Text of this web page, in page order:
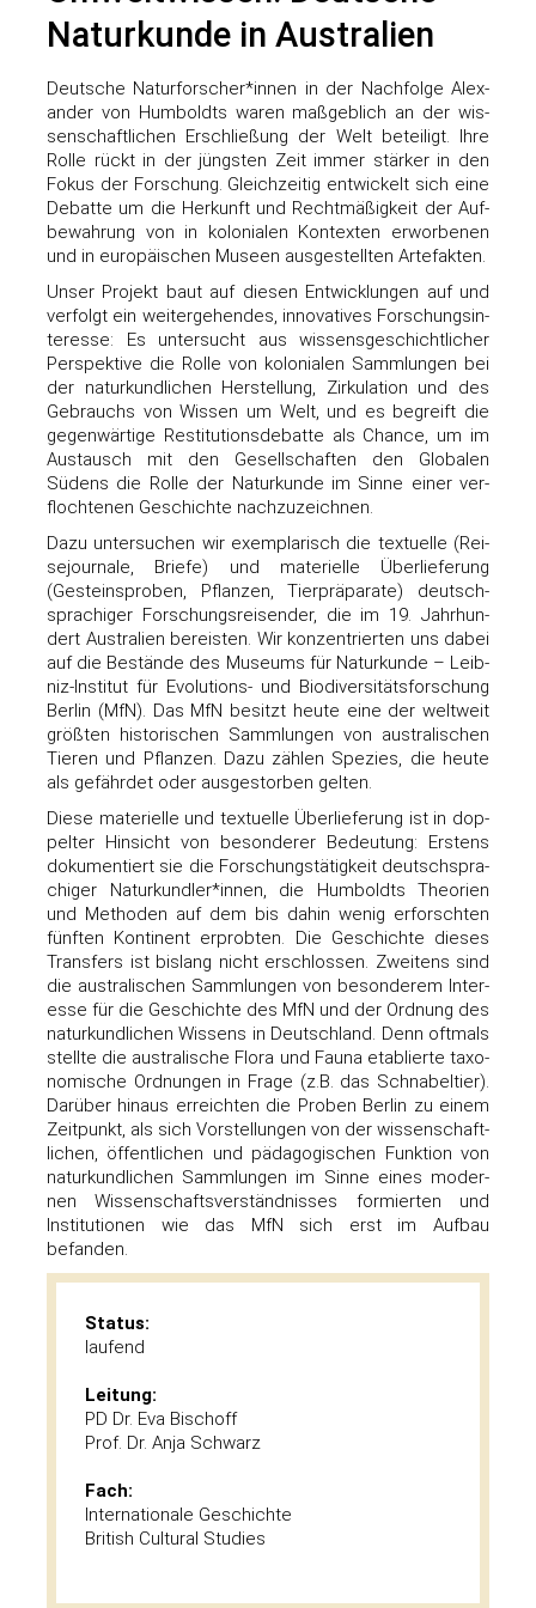
Naturkunde in Australien
Deut­sche Naturforscher*innen in der Nach­fol­ge Alex­
an­der von Hum­boldts waren maß­geb­lich an der wis­
sen­schaft­li­chen Erschlie­ßung der Welt betei­ligt. Ihre
Rol­le rückt in der jüngs­ten Zeit immer stär­ker in den
Fokus der For­schung. Gleich­zei­tig ent­wi­ckelt sich eine
Debat­te um die Her­kunft und Recht­mä­ßig­keit der Auf­
be­wah­rung von in kolo­nia­len Kon­tex­ten erwor­be­nen
und in euro­päi­schen Muse­en aus­ge­stell­ten Artefakten.
Unser Pro­jekt baut auf die­sen Ent­wick­lun­gen auf und
ver­folgt ein wei­ter­ge­hen­des, inno­va­ti­ves For­schungs­in­
ter­es­se: Es unter­sucht aus wis­sens­ge­schicht­li­cher
Per­spek­ti­ve die Rol­le von kolo­nia­len Samm­lun­gen bei
der natur­kund­li­chen Her­stel­lung, Zir­ku­la­ti­on und des
Gebrauchs von Wis­sen um Welt, und es begreift die
gegen­wär­ti­ge Resti­tu­ti­ons­de­bat­te als Chan­ce, um im
Aus­tausch mit den Gesell­schaf­ten den Glo­ba­len
Südens die Rol­le der Natur­kun­de im Sin­ne einer ver­
floch­te­nen Geschich­te nachzuzeichnen.
Dazu unter­su­chen wir exem­pla­risch die tex­tu­el­le (Rei­
se­jour­na­le, Brie­fe) und mate­ri­el­le Über­lie­fe­rung
(Gesteins­pro­ben, Pflan­zen, Tier­prä­pa­ra­te) deutsch­
spra­chi­ger For­schungs­rei­sen­der, die im 19. Jahr­hun­
dert Aus­tra­li­en bereis­ten. Wir kon­zen­trier­ten uns dabei
auf die Bestän­de des Muse­ums für Natur­kun­de – Leib­
niz-Insti­tut für Evo­lu­ti­ons- und Bio­di­ver­si­täts­for­schung
Ber­lin (MfN). Das MfN besitzt heu­te eine der welt­weit
größ­ten his­to­ri­schen Samm­lun­gen von aus­tra­li­schen
Tie­ren und Pflan­zen. Dazu zäh­len Spe­zi­es, die heu­te
als gefähr­det oder aus­ge­stor­ben gelten.
Die­se mate­ri­el­le und tex­tu­el­le Über­lie­fe­rung ist in dop­
pel­ter Hin­sicht von beson­de­rer Bedeu­tung: Ers­tens
doku­men­tiert sie die For­schungs­tä­tig­keit deutsch­spra­
chi­ger Naturkundler*innen, die Hum­boldts Theo­rien
und Metho­den auf dem bis dahin wenig erforsch­ten
fünf­ten Kon­ti­nent erprob­ten. Die Geschich­te die­ses
Trans­fers ist bis­lang nicht erschlos­sen. Zwei­tens sind
die aus­tra­li­schen Samm­lun­gen von beson­de­rem Inter­
es­se für die Geschich­te des MfN und der Ord­nung des
natur­kund­li­chen Wis­sens in Deutsch­land. Denn oft­mals
stell­te die aus­tra­li­sche Flo­ra und Fau­na eta­blier­te taxo­
no­mi­sche Ord­nun­gen in Fra­ge (z.B. das Schna­bel­tier).
Dar­über hin­aus erreich­ten die Pro­ben Ber­lin zu einem
Zeit­punkt, als sich Vor­stel­lun­gen von der wis­sen­schaft­
li­chen, öffent­li­chen und päd­ago­gi­schen Funk­ti­on von
natur­kund­li­chen Samm­lun­gen im Sin­ne eines moder­
nen Wis­sen­schafts­ver­ständ­nis­ses for­mier­ten und
Insti­tu­tio­nen wie das MfN sich erst im Auf­bau
befanden.
Status:
laufend
Leitung:
PD Dr. Eva Bischoff
Prof. Dr. Anja Schwarz
Fach:
Internationale Geschichte
British Cultural Studies